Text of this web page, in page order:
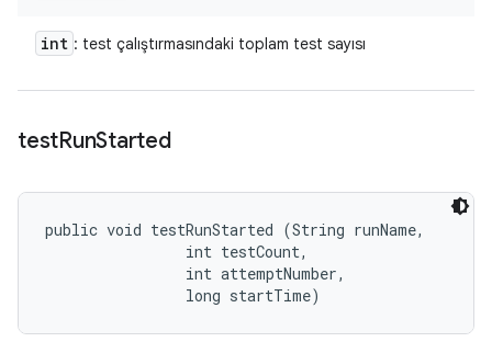
int : test çalıştırmasındaki toplam test sayısı
testRunStarted
public void testRunStarted (String runName,
                int testCount,
                int attemptNumber,
                long startTime)